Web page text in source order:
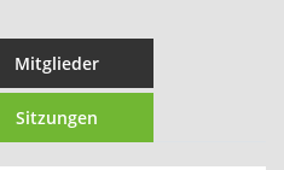
Mitglieder
Sitzungen